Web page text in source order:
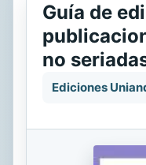
Guía de
no
Ediciones